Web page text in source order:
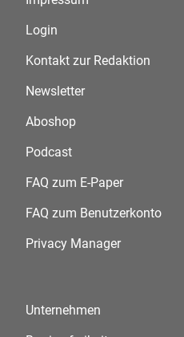
Login
Kontakt zur Redaktion
Newsletter
Aboshop
Podcast
FAQ zum E-Paper
FAQ zum Benutzerkonto
Privacy Manager
Unternehmen